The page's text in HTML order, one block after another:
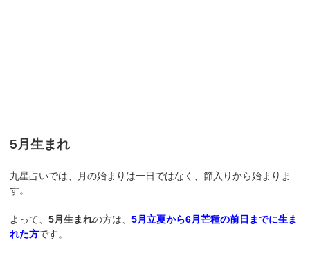
5月生まれ
九星占いでは、月の始まりは一日ではなく、節入りから始まりま
す。
よって、5月生まれの方は、5月立夏から6月芒種の前日までに生ま
れた方です。